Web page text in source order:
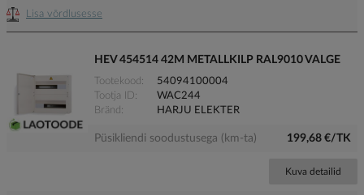
Lisa võrdlusesse
HEV 454514 42M METALLKILP RAL9010 VALGE
Tootekood
54094100004
Tootja ID
WAC244
Bränd
HARJU ELEKTER
Püsikliendi soodustusega (km-ta) 199,68 €/TK
Kuva detailid